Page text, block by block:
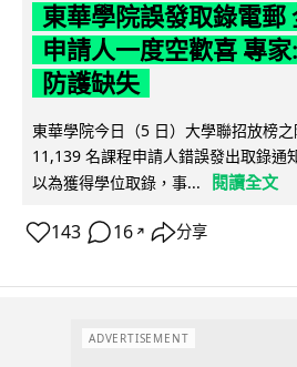
東華學院誤發取錄電郵
申請人一度空歡喜 專
防護缺失
東華學院今日（5 日）大學聯招放榜
11,139 名課程申請人錯誤發出取錄通
以為獲得學位取錄，事...
閱讀全文
143 16 ↗ 分享
ADVERTISEMENT